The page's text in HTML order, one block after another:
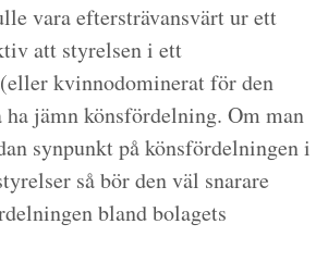
vara eftersträvansvärt ur ett
att styrelsen i ett
kvinnodominerat för den
ha jämn könsfördelning. Om man
synpunkt på könsfördelningen i
så bör den väl snarare
bland bolagets